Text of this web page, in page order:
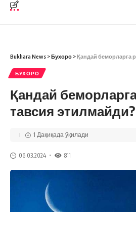
Bukhara News >Бухоро >Қандай беморларга
БУХОРО
Қандай
тавсия этилмайди?
06.03.2024 811
1 Дақиқада ўқилади